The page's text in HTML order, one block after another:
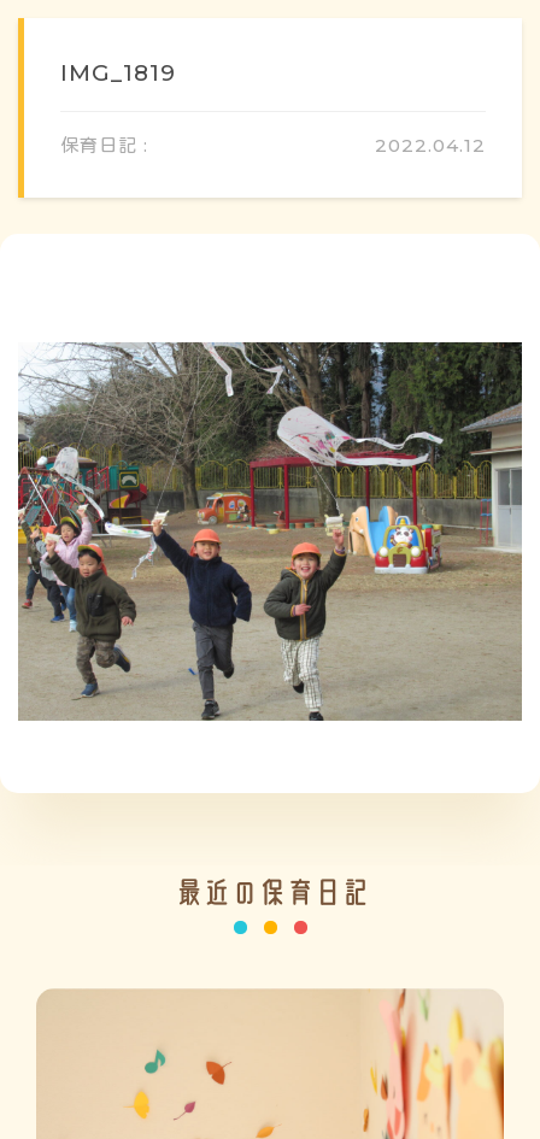
IMG_1819
保育日記 : 2022.04.12
最近の保育日記
方針・カリキュラム
1日のスケジュール
年間行事
施設の紹介
情報公開